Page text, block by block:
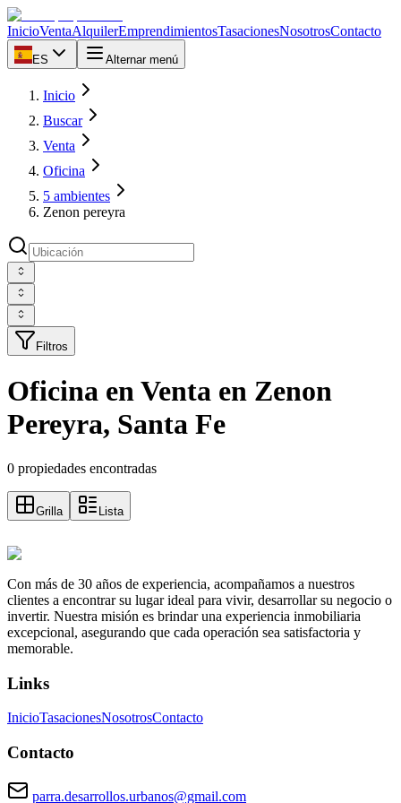
InicioVentaAlquilerEmprendimientosTasacionesNosotrosContacto
ES Alternar menú
Inicio
Buscar
Venta
Oficina
5 ambientes
Zenon pereyra
Filtros
Oficina en Venta en Zenon
Pereyra, Santa Fe
0 propiedades encontradas
Grilla Lista
Con más de 30 años de experiencia, acompañamos a nuestros
clientes a encontrar su lugar ideal para vivir, desarrollar su negocio o
invertir. Nuestra misión es brindar una experiencia inmobiliaria
excepcional, asegurando que cada operación sea satisfactoria y
memorable.
Links
InicioTasacionesNosotrosContacto
Contacto
parra.desarrollos.urbanos@gmail.com